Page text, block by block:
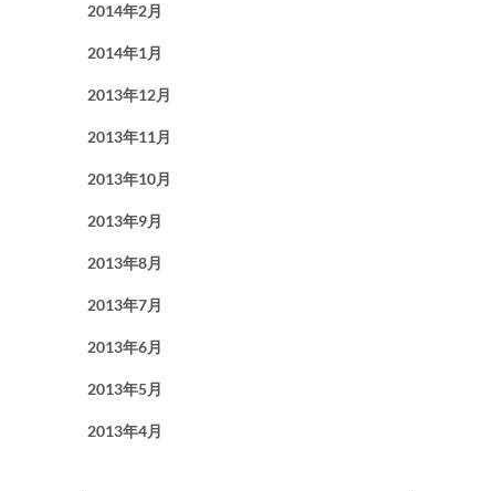
2014年2月
2014年1月
2013年12月
2013年11月
2013年10月
2013年9月
2013年8月
2013年7月
2013年6月
2013年5月
2013年4月